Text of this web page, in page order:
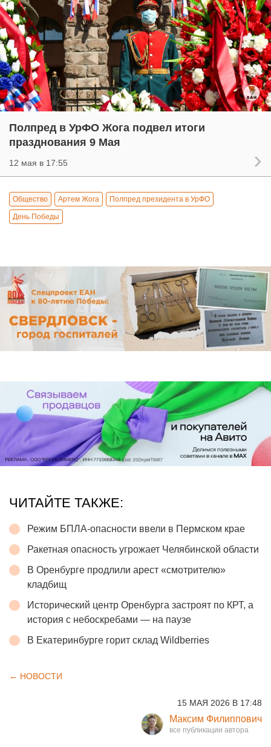
Полпред в УрФО Жога подвел итоги
празднования 9 Мая
12 мая в 17:55
Общество Артем Жога Полпред президента в УрФО
День Победы
ЧИТАЙТЕ ТАКЖЕ:
Режим БПЛА-опасности ввели в Пермском крае
Ракетная опасность угрожает Челябинской области
В Оренбурге продлили арест «смотрителю»
кладбищ
Исторический центр Оренбурга застроят по КРТ, а
история с небоскребами — на паузе
В Екатеринбурге горит склад Wildberries
← НОВОСТИ
15 МАЯ 2026 В 17:48
Максим Филиппович